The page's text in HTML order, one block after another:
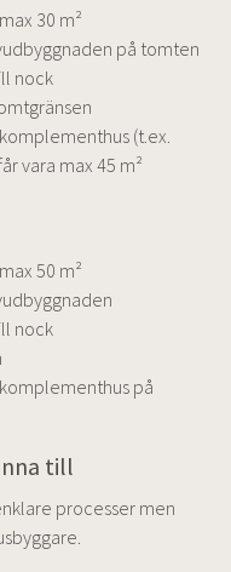
30 m²
på tomten
nock
(t.ex.
vara max 45 m²
50 m²
nock
på
till
processer men